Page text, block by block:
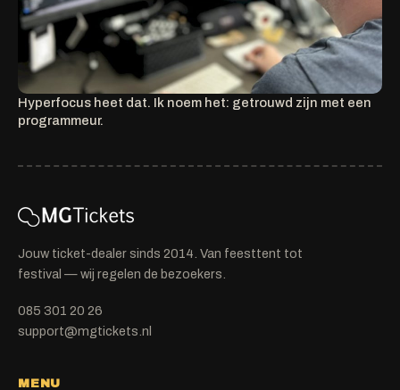
Hyperfocus heet dat. Ik noem het: getrouwd zijn met een
programmeur.
Jouw ticket-dealer sinds 2014. Van feesttent tot
festival — wij regelen de bezoekers.
085 301 20 26
support@mgtickets.nl
MENU